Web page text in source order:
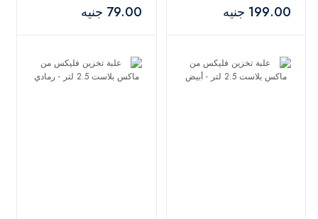
قطع - أبيض
199.00 جنيه 79.00 جنيه